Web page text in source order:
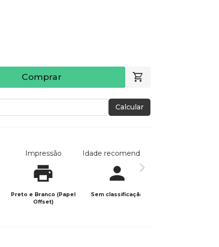
Comprar
Calcular
Impressão
Preto e Branco (Papel
Offset)
Idade recomendada
Sem classificação